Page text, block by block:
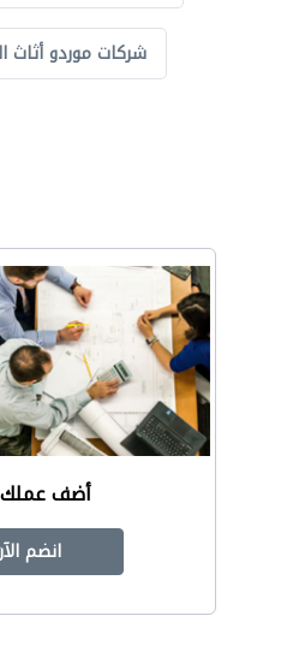
شركات موردو أثاث
أضف عملك
انضم